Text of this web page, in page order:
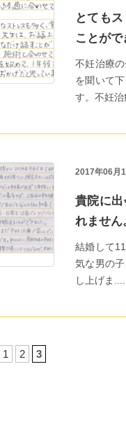
とても
ことがで
不妊治療
を聞いて
す。不妊治
2017年06月
貴院に
れません
結婚して
気な男の
し上げま......
1 2 3